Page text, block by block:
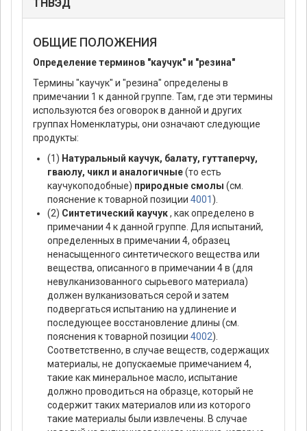
ТНВЭД
ОБЩИЕ ПОЛОЖЕНИЯ
Определение терминов "каучук" и "резина"
Термины "каучук" и "резина" определены в
примечании 1 к данной группе. Там, где эти термины
используются без оговорок в данной и других
группах Номенклатуры, они означают следующие
продукты:
(1) Натуральный каучук, балату, гуттаперчу,
гваюлу, чикл и аналогичные(то есть
каучукоподобные) природные смолы (см.
пояснение к товарной позиции 4001).
(2) Синтетический каучук, как определено в
примечании 4 к данной группе. Для испытаний,
определенных в примечании 4, образец
ненасыщенного синтетического вещества или
вещества, описанного в примечании 4 в (для
невулканизованного сырьевого материала)
должен вулканизоваться серой и затем
подвергаться испытанию на удлинение и
последующее восстановление длины (см.
пояснения к товарной позиции 4002).
Соответственно, в случае веществ, содержащих
материалы, не допускаемые примечанием 4,
такие как минеральное масло, испытание
должно проводиться на образце, который не
содержит таких материалов или из которого
такие материалы были извлечены. В случае